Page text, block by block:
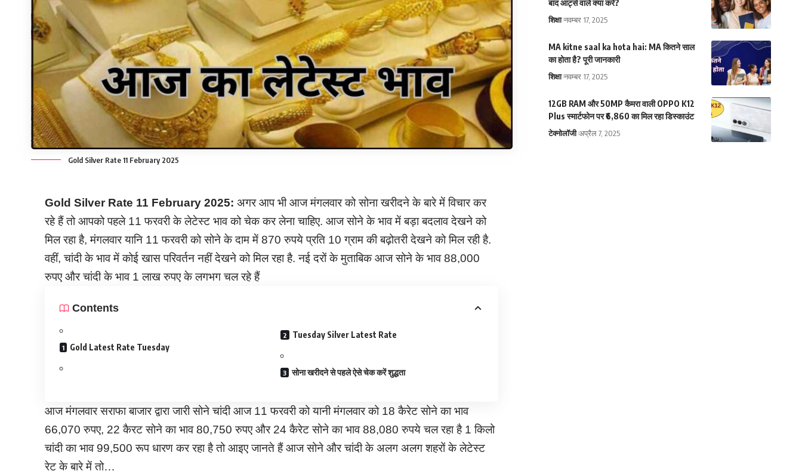
Gold Silver Rate 11 February 2025
Gold Silver Rate 11 February 2025: अगर आप भी आज मंगलवार को सोना खरीदने के बारे में विचार कर
रहे हैं तो आपको पहले 11 फरवरी के लेटेस्ट भाव को चेक कर लेना चाहिए. आज सोने के भाव में बड़ा बदलाव देखने को
मिल रहा है, मंगलवार यानि 11 फरवरी को सोने के दाम में 870 रुपये प्रति 10 ग्राम की बढ़ोतरी देखने को मिल रही है.
वहीं, चांदी के भाव में कोई खास परिवर्तन नहीं देखने को मिल रहा है. नई दरों के मुताबिक आज सोने के भाव 88,000
रुपए और चांदी के भाव 1 लाख रुपए के लगभग चल रहे हैं
Contents
Gold Latest Rate Tuesday
Tuesday Silver Latest Rate
सोना खरीदने से पहले ऐसे चेक करें शुद्धता
आज मंगलवार सराफा बाजार द्वारा जारी सोने चांदी आज 11 फरवरी को यानी मंगलवार को 18 कैरेट सोने का भाव
66,070 रुपए, 22 कैरट सोने का भाव 80,750 रुपए और 24 कैरेट सोने का भाव 88,080 रुपये चल रहा है 1 किलो
चांदी का भाव 99,500 रूप धारण कर रहा है तो आइए जानते हैं आज सोने और चांदी के अलग अलग शहरों के लेटेस्ट
रेट के बारे में तो…
बाद आर्ट्स वाले क्या करें?
शिक्षा नवम्बर 17, 2025
MA kitne saal ka hota hai: MA कितने साल
का होता है? पूरी जानकारी
शिक्षा नवम्बर 17, 2025
12GB RAM और 50MP कैमरा वाली OPPO K12
Plus स्मार्टफोन पर ₹6,860 का मिल रहा डिस्काउंट
टेक्नोलॉजी अप्रैल 7, 2025